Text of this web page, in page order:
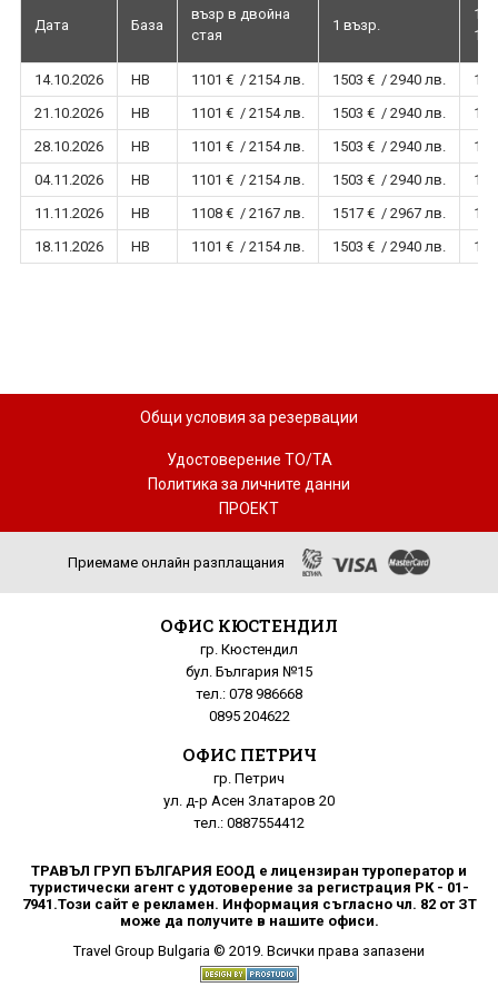
Дата База
възр в двойна
стая
1 възр.
1
14.10.2026 HB 1101 € / 2154 лв. 1503 € / 2940 лв.
21.10.2026
HB 1101 € / 2154 лв. 1503 € / 2940 лв.
28.10.2026
HB 1101 € / 2154 лв. 1503 € / 2940 лв.
04.11.2026
HB 1101 € / 2154 лв. 1503 € / 2940 лв.
11.11.2026
HB 1108 € / 2167 лв. 1517 € / 2967 лв.
18.11.2026
HB 1101 € / 2154 лв. 1503 € / 2940 лв.
Общи условия за резервации
Удостоверение ТО/ТА
Политика за личните данни
ПРОЕКТ
Приемаме онлайн разплащания
ОФИС КЮСТЕНДИЛ
гр. Кюстендил
бул. България №15
тел.: 078 986668
0895 204622
ОФИС ПЕТРИЧ
гр. Петрич
ул. д-р Асен Златаров 20
тел.: 0887554412
ТРАВЪЛ ГРУП БЪЛГАРИЯ ЕООД е лицензиран туроператор и
туристически агент с удотоверение за регистрация РК - 01-
7941.Този сайт е рекламен. Информация съгласно чл. 82 от ЗТ
може да получите в нашите офиси.
Travel Group Bulgaria © 2019. Всички права запазени